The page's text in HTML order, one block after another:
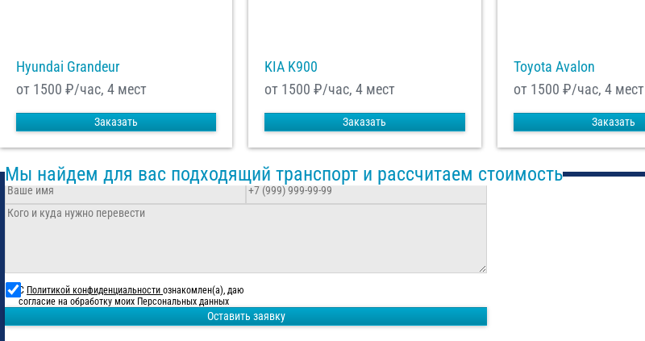
Hyundai Grandeur
от 1500 ₽/час, 4 мест
Заказать
KIA K900
от 1500 ₽/час, 4 мест
Заказать
Toyota Avalon
от 1500 ₽/час, 4 мест
Заказать
Мы найдем для вас подходящий транспорт и рассчитаем стоимость
С Политикой конфиденциальности ознакомлен(а), даю
согласие на обработку моих Персональных данных
Оставить заявку